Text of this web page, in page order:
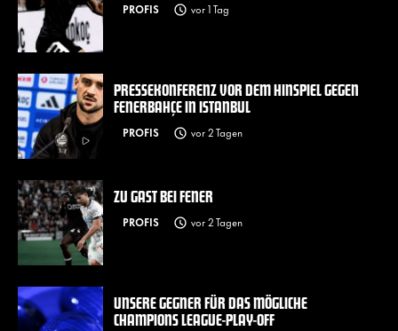
PROFIS vor 1 Tag
PRESSEKONFERENZ VOR DEM HINSPIEL GEGEN
FENERBAHÇE IN ISTANBUL
PROFIS vor 2 Tagen
ZU GAST BEI FENER
PROFIS vor 2 Tagen
UNSERE GEGNER FÜR DAS MÖGLICHE
CHAMPIONS LEAGUE-PLAY-OFF